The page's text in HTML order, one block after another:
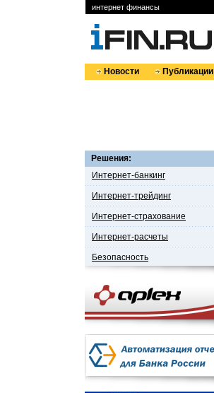
интернет финансы
Новости Публикации
Решения:
Интернет-банкинг
Интернет-трейдинг
Интернет-страхование
Интернет-расчеты
Безопасность